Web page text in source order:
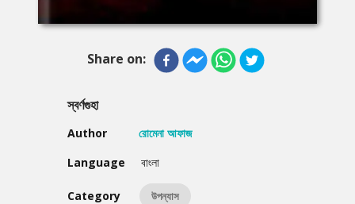
Share on:
স্বর্ণগুহা
Author
রোমেনা আফাজ
Language
বাংলা
Category উপন্যাস